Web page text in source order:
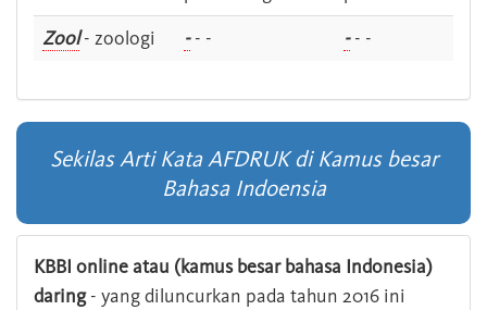
Zool- zoologi -- - -- -
Sekilas Arti Kata AFDRUK di Kamus besar
Bahasa Indoensia
KBBI online atau (kamus besar bahasa Indonesia)
daring- yang diluncurkan pada tahun 2016 ini